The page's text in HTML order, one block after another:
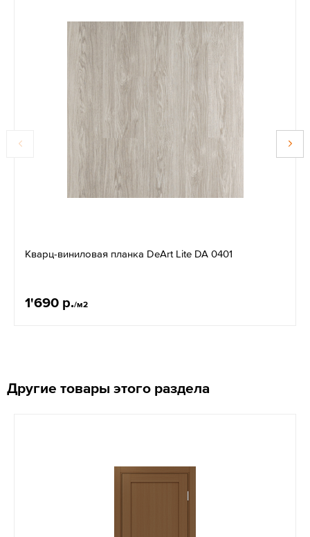
Кварц-виниловая планка DeArt Lite DA 0401
1'690 р./м2
Другие товары этого раздела